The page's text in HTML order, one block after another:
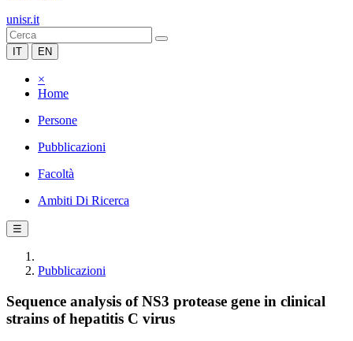
unisr.it
IT EN
×
Home
Persone
Pubblicazioni
Facoltà
Ambiti Di Ricerca
☰
Pubblicazioni
Sequence analysis of NS3 protease gene in clinical
strains of hepatitis C virus